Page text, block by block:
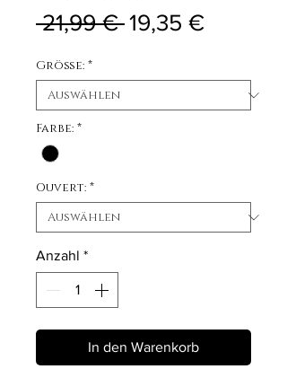
21,99 € Standardpreis
19,35 €Sale-
Größe: *
Farbe: *
Ouvert: *
Anzahl *
In den Warenkorb